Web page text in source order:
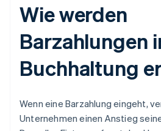
Wie werden
Barzahlungen
Buchhaltung
Wenn eine Barzahlung eingeht,
Unternehmen einen Anstieg